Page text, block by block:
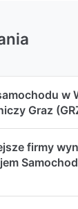
w
Graz
firmy